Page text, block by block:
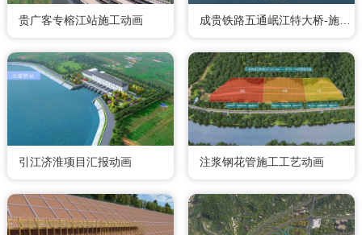
贵广客专榕江站施工动画 成贵铁路五通岷江特大桥-施工动画
引江济淮项目汇报动画 注浆钢花管施工工艺动画